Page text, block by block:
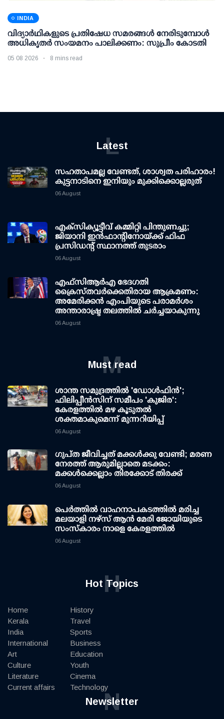
INDIA
വിദ്യാര്‍ഥികളുടെ പ്രതിഷേധ സമരങ്ങള്‍ നേരിടുമ്പോള്‍
അധികൃതര്‍ സംയമനം പാലിക്കണം: സുപ്രീം കോടതി
05 08 2026 8 mins read
Latest
L
സഹതാപമല്ല വേണ്ടത്, ശാശ്വത പരിഹാരം!
കുട്ടനാടിനെ ഇനിയും മുക്കിക്കൊല്ലരുത്
06 August
എക്സിക്യൂട്ടീവ് കമ്മിറ്റി പിന്തുണച്ചു;
ജിയാനി ഇന്‍ഫാന്റിനോയ്ക്ക് ഫിഫ
പ്രസിഡന്റ് സ്ഥാനത്ത് തുടരാം
06 August
എഫ്‌സി‌ആര്‍‌എ ഭേദഗതി
ക്രൈസ്തവർക്കെതിരായ ആക്രമണം:
അമേരിക്കൻ എംപിയുടെ പരാമർശം
അന്താരാഷ്ട്ര തലത്തിൽ ചർച്ചയാകുന്നു
06 August
Must read
M
ശാന്ത സമുദ്രത്തില്‍ 'ഡോള്‍ഫിന്‍';
ഫിലിപ്പീന്‍സിന് സമീപം 'കുജിര':
കേരളത്തില്‍ മഴ കൂടുതല്‍
ശക്തമാകുമെന്ന് മുന്നറിയിപ്പ്
06 August
ഗുപ്ത ജീവിച്ചത് മക്കള്‍ക്കു വേണ്ടി; മരണ
നേരത്ത് ആരുമില്ലാതെ മടക്കം:
മക്കള്‍ക്കെല്ലാം തിരക്കോട് തിരക്ക്
06 August
പെർത്തിൽ വാഹനാപകടത്തിൽ മരിച്ച
മലയാളി നഴ്സ് ആൻ മേരി ജോയിയുടെ
സംസ്കാരം നാളെ കേരളത്തിൽ
06 August
Hot Topics
H
Home
Kerala
India
International
Art
Culture
Literature
Current affairs
History
Travel
Sports
Business
Education
Youth
Cinema
Technology
Newsletter
N